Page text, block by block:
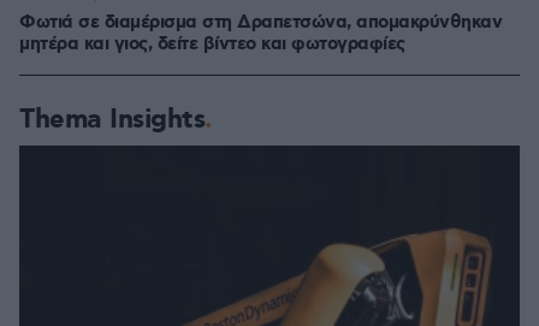
Φωτιά σε διαμέρισμα στη Δραπετσώνα, απομακρύνθηκαν
μητέρα και γιος, δείτε βίντεο και φωτογραφίες
Thema Insights